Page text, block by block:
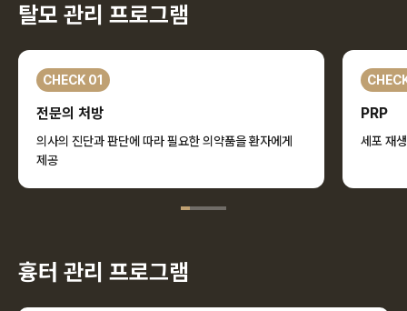
탈모 관리 프로그램
CHECK 01
전문의 처방
의사의 진단과 판단에 따라 필요한 의약품을 환자에게
제공
PRP
세포 재
흉터 관리 프로그램